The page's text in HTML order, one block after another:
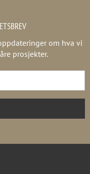
om hva vi
prosjekter.